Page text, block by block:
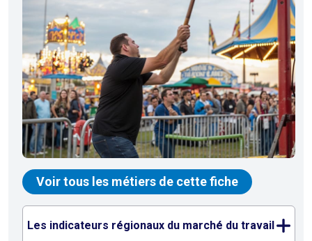
Voir tous les métiers de cette fiche
Les indicateurs régionaux du marché du travail